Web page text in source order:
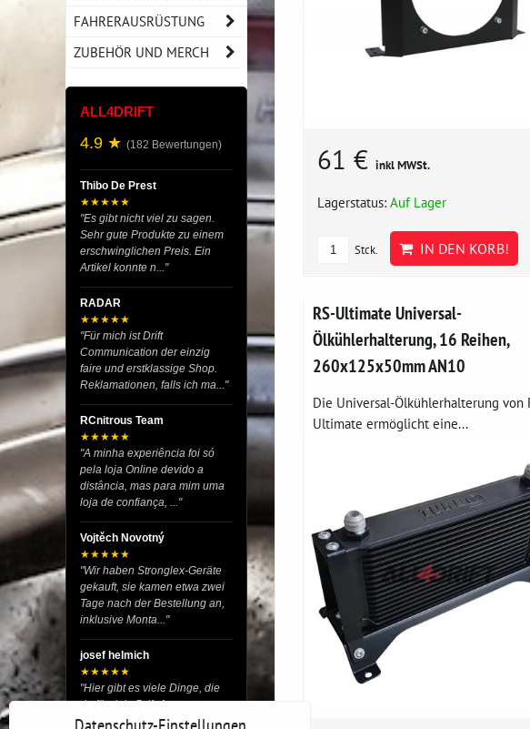
61 € inkl MWSt.
Lagerstatus: Auf Lager
Stck. IN DEN KORB!
RS-Ultimate Universal-
Ölkühlerhalterung, 16 Reihen,
260x125x50mm AN10
Die Universal-Ölkühlerhalterung von
Ultimate ermöglicht eine...
FAHRERAUSRÜSTUNG
ZUBEHÖR UND MERCH
ALL4DRIFT
4.9 ★ (182 Bewertungen)
Thibo De Prest
★★★★★
"Es gibt nicht viel zu sagen.
Sehr gute Produkte zu einem
erschwinglichen Preis. Ein
Artikel konnte n..."
RADAR
★★★★★
"Für mich ist Drift
Communication der einzig
faire und erstklassige Shop.
Reklamationen, falls ich ma..."
RCnitrous Team
★★★★★
"A minha experiência foi só
pela loja Online devido a
distância, mas para mim uma
loja de confiança, ..."
Vojtěch Novotný
★★★★★
"Wir haben Stronglex-Geräte
gekauft, sie kamen etwa zwei
Tage nach der Bestellung an,
inklusive Monta..."
josef helmich
★★★★★
"Hier gibt es viele Dinge, die
du für dein Drift-Auto
verwenden kannst, egal ob